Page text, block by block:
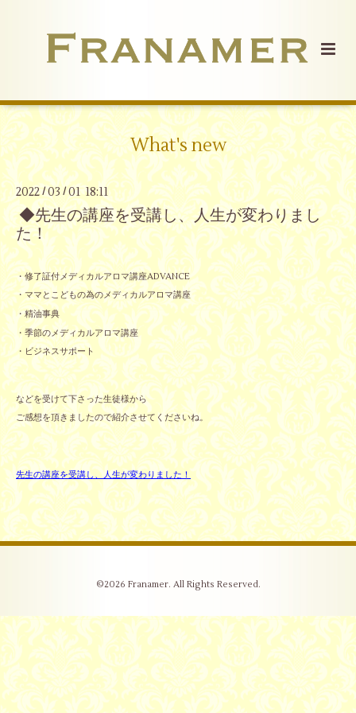
What's new
2022/03 /01 18:11
◆先生の講座を受講し、人生が変わりまし
た！
・修了証付メディカルアロマ講座ADVANCE
・ママとこどもの為のメディカルアロマ講座
・精油事典
・季節のメディカルアロマ講座
・ビジネスサポート
などを受けて下さった生徒様から
ご感想を頂きましたので紹介させてくださいね。
先生の講座を受講し、人生が変わりました！
©2026 Franamer. All Rights Reserved.